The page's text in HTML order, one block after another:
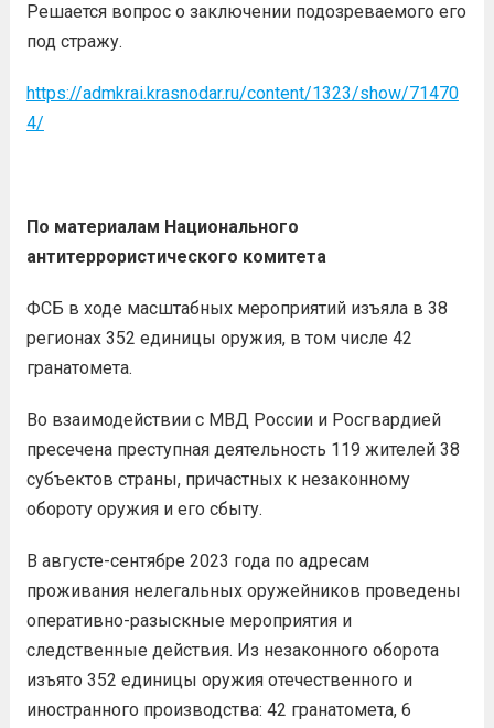
Решается вопрос о заключении подозреваемого его
под стражу.
https://admkrai.krasnodar.ru/content/1323/show/71470
4/
По материалам Национального
антитеррористического комитета
ФСБ в ходе масштабных мероприятий изъяла в 38
регионах 352 единицы оружия, в том числе 42
гранатомета.
Во взаимодействии с МВД России и Росгвардией
пресечена преступная деятельность 119 жителей 38
субъектов страны, причастных к незаконному
обороту оружия и его сбыту.
В августе-сентябре 2023 года по адресам
проживания нелегальных оружейников проведены
оперативно-разыскные мероприятия и
следственные действия. Из незаконного оборота
изъято 352 единицы оружия отечественного и
иностранного производства: 42 гранатомета, 6